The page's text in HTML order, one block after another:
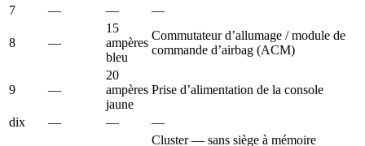
7 — — —
8 —
15
ampères
bleu
Commutateur d’allumage / module de
commande d’airbag (ACM)
9 —
20
ampères
jaune
Prise d’alimentation de la console
dix — — —
Cluster — sans siège à mémoire